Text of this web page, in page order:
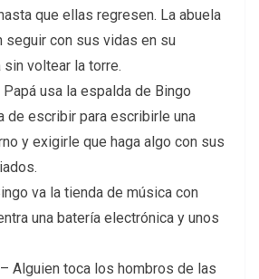
que ellas regresen. La abuela
seguir con sus vidas en su
sin voltear la torre.
Papá usa la espalda de Bingo
de escribir para escribirle una
y exigirle que haga algo con sus
va la tienda de música con
una batería electrónica y unos
– Alguien toca los hombros de las